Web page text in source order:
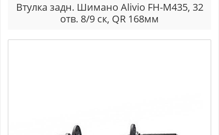
Втулка задн. Шимано Alivio FH-M435, 32
отв. 8/9 ск, QR 168мм